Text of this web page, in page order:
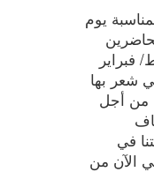
يحتفل به بمناسبة يوم
فبراير
شعر بها
من أجل
في
الآن من